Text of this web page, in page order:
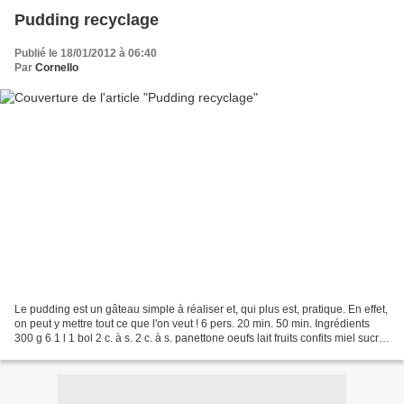
Pudding recyclage
Publié le 18/01/2012 à 06:40
Par Cornello
Le pudding est un gâteau simple à réaliser et, qui plus est, pratique. En effet,
on peut y mettre tout ce que l'on veut ! 6 pers. 20 min. 50 min. Ingrédients
300 g 6 1 l 1 bol 2 c. à s. 2 c. à s. panettone oeufs lait fruits confits miel sucre